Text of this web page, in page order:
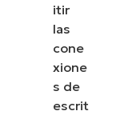
itir
las
cone
xione
s de
escrit